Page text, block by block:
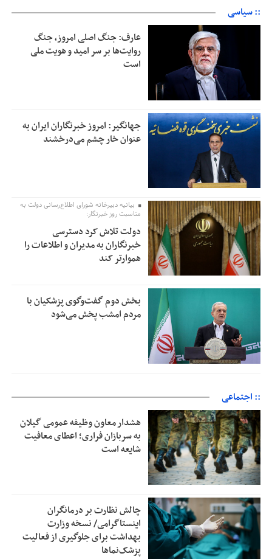
:: سیاسی
عارف: جنگ اصلی امروز، جنگ
روایت‌ها بر سر امید و هویت ملی
است
جهانگیر: امروز خبرنگاران ایران به
عنوان خار چشم می‌درخشند
بیانیه دبیرخانه شورای اطلاع‌رسانی دولت به
مناسبت روز خبرنگار:
دولت تلاش کرد دسترسی
خبرنگاران به مدیران و اطلاعات را
هموارتر کند
بخش دوم گفت‌وگوی پزشکیان با
مردم امشب پخش می‌شود
:: اجتماعی
هشدار معاون وظیفه عمومی گیلان
به سربازان فراری؛ اعطای معافیت
شایعه است
چالش نظارت بر درمانگران
اینستاگرامی/ نسخه وزارت
بهداشت برای جلوگیری از فعالیت
پزشک‌نماها